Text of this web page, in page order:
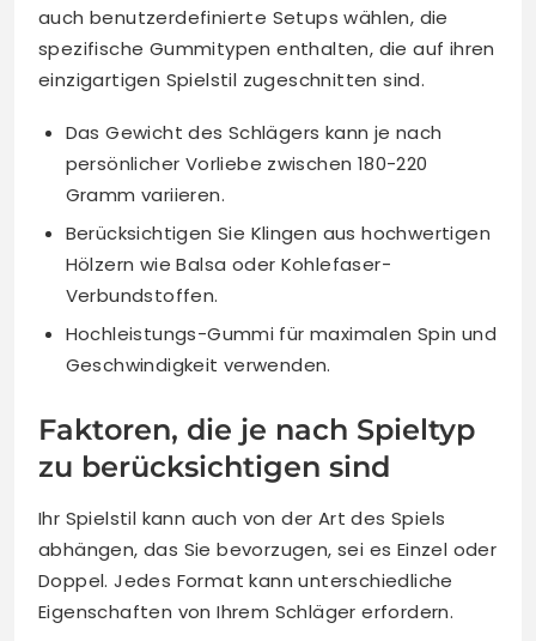
auch benutzerdefinierte Setups wählen, die
spezifische Gummitypen enthalten, die auf ihren
einzigartigen Spielstil zugeschnitten sind.
Das Gewicht des Schlägers kann je nach
persönlicher Vorliebe zwischen 180-220
Gramm variieren.
Berücksichtigen Sie Klingen aus hochwertigen
Hölzern wie Balsa oder Kohlefaser-
Verbundstoffen.
Hochleistungs-Gummi für maximalen Spin und
Geschwindigkeit verwenden.
Faktoren, die je nach Spieltyp
zu berücksichtigen sind
Ihr Spielstil kann auch von der Art des Spiels
abhängen, das Sie bevorzugen, sei es Einzel oder
Doppel. Jedes Format kann unterschiedliche
Eigenschaften von Ihrem Schläger erfordern.